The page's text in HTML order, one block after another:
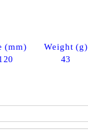
(mm) Weight (g)
43